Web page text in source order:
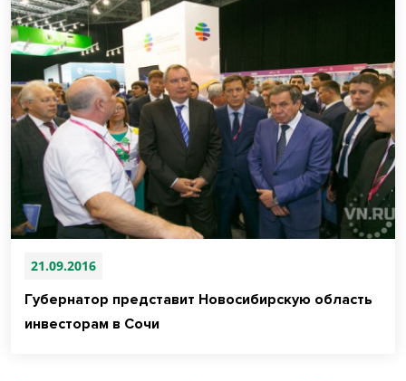
21.09.2016
Губернатор представит Новосибирскую область
инвесторам в Сочи